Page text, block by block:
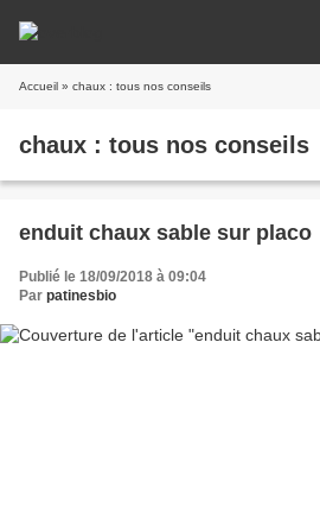
Accueil » chaux : tous nos conseils
chaux : tous nos conseils
enduit chaux sable sur placo
Publié le 18/09/2018 à 09:04
Par patinesbio